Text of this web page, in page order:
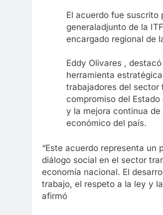
El acuerdo fue suscrito
generaladjunto de la
encargado regional de
Eddy Olivares ,
herramienta
trabajadores del sector
compromiso del
y la mejora continua
económico del país.
“Este acuerdo representa un
diálogo social en el sector
economía nacional. El
trabajo, el respeto a la ley y
afirmó